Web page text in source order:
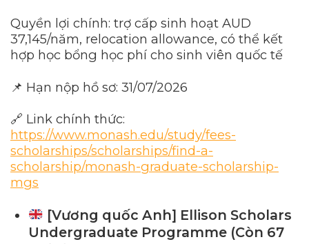
Quyền lợi chính: trợ cấp sinh hoạt AUD
37,145/năm, relocation allowance, có thể kết
hợp học bổng học phí cho sinh viên quốc tế
📌 Hạn nộp hồ sơ: 31/07/2026
🔗 Link chính thức:
https://www.monash.edu/study/fees-
scholarships/scholarships/find-a-
scholarship/monash-graduate-scholarship-
mgs
[Vương quốc Anh] Ellison Scholars
Undergraduate Programme (Còn 67